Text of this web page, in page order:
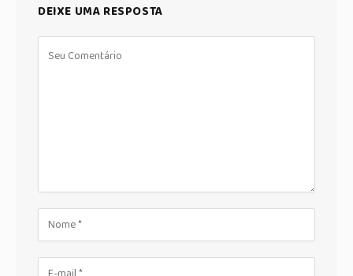
DEIXE UMA RESPOSTA